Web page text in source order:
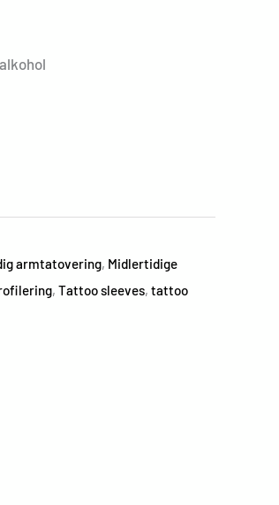
armtatovering, Midlertidige
, Tattoo sleeves, tattoo